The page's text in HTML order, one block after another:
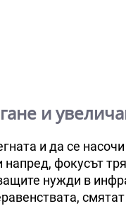
и
и да се
фокусът
нужди в